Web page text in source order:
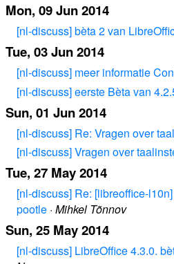
Mon, 09 Jun 2014
[nl-discuss] bèta 2 van
Tue, 03 Jun 2014
[nl-discuss] meer informatie
[nl-discuss] eerste Bèta van
Sun, 01 Jun 2014
[nl-discuss] Re: Vragen over
[nl-discuss] Vragen over
Tue, 27 May 2014
[nl-discuss] Re: [libreoffice-
pootle · Mihkel Tõnnov
Sun, 25 May 2014
[nl-discuss] LibreOffice 4.3.0.